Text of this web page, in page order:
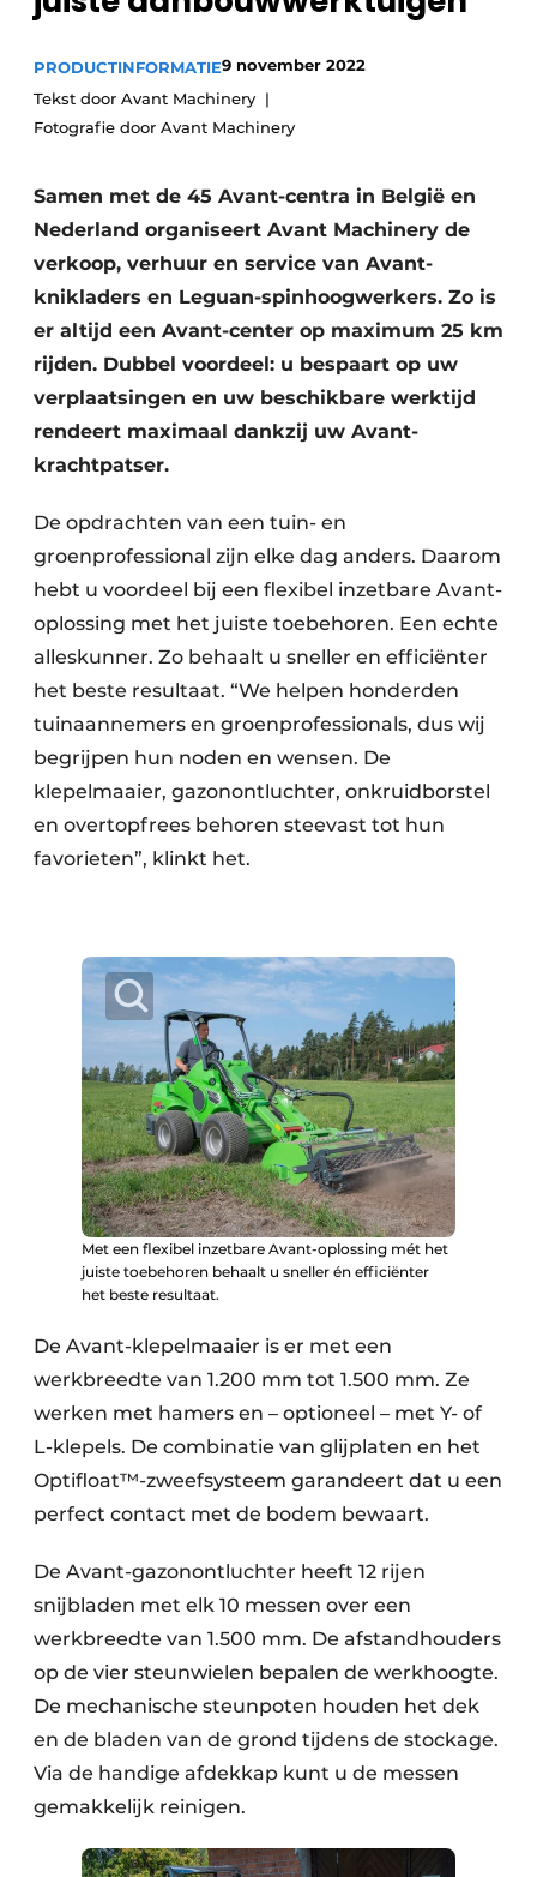
Privacy / Cookie statement
Vacatures
Video’s
PRODUCTINFORMATIE9 november 2022
Tekst door Avant Machinery
Fotografie door Avant Machinery
Samen met de 45 Avant-centra in België en
Nederland organiseert Avant Machinery de
verkoop, verhuur en service van Avant-
knikladers en Leguan-spinhoogwerkers. Zo is
er altijd een Avant-center op maximum 25 km
rijden. Dubbel voordeel: u bespaart op uw
verplaatsingen en uw beschikbare werktijd
rendeert maximaal dankzij uw Avant-
krachtpatser.
De opdrachten van een tuin- en
groenprofessional zijn elke dag anders. Daarom
hebt u voordeel bij een flexibel inzetbare Avant-
oplossing met het juiste toebehoren. Een echte
alleskunner. Zo behaalt u sneller en efficiënter
het beste resultaat. “We helpen honderden
tuinaannemers en groenprofessionals, dus wij
begrijpen hun noden en wensen. De
klepelmaaier, gazonontluchter, onkruidborstel
en overtopfrees behoren steevast tot hun
favorieten”, klinkt het.
Met een flexibel inzetbare Avant-oplossing mét het
juiste toebehoren behaalt u sneller én efficiënter
het beste resultaat.
De Avant-klepelmaaier is er met een
werkbreedte van 1.200 mm tot 1.500 mm. Ze
werken met hamers en – optioneel – met Y- of
L-klepels. De combinatie van glijplaten en het
Optifloat™-zweefsysteem garandeert dat u een
perfect contact met de bodem bewaart.
De Avant-gazonontluchter heeft 12 rijen
snijbladen met elk 10 messen over een
werkbreedte van 1.500 mm. De afstandhouders
op de vier steunwielen bepalen de werkhoogte.
De mechanische steunpoten houden het dek
en de bladen van de grond tijdens de stockage.
Via de handige afdekkap kunt u de messen
gemakkelijk reinigen.